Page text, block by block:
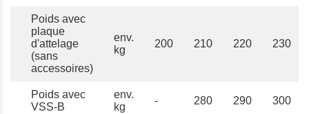
Poids avec
plaque
d'attelage
(sans
accessoires)
env.
kg
200 210 220 230
Poids avec
VSS-B
env.
kg
- 280 290 300